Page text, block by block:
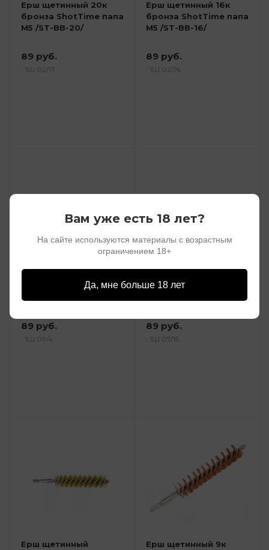
Ерш щетинный 20к
бронза ShotTime папа
М5 /ST-BB-20/
89 руб.
: 1Ш 02/17
Ерш щетинный 16к
бронза ShotTime папа
М5 /ST-BB-16/
89 руб.
: 1Ш 02/16
Ерш нейлоновый
410/366ТКМ/9,6к
Laserhunt /1шт /LH-NB-
89 руб.
: 1Ш 09/4
9,5(.375)к пластик
89 руб.
: 1Ш 07/15
Ерш щетинный
Ерш щетинный 9к
Вам уже есть 18 лет?
На сайте используются материалы с возрастным
ограничением 18+
Да, мне больше 18 лет